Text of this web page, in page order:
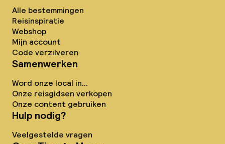
Alle bestemmingen
Reisinspiratie
Webshop
Mijn account
Code verzilveren
Samenwerken
Word onze local in...
Onze reisgidsen verkopen
Onze content gebruiken
Hulp nodig?
Veelgestelde vragen